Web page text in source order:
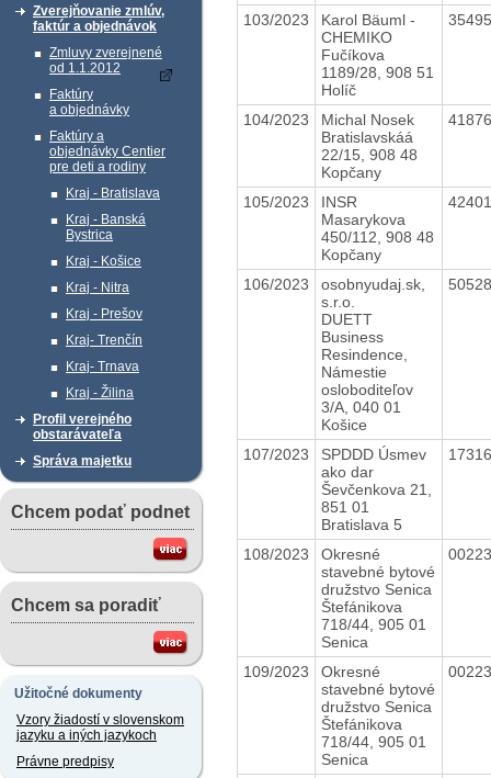
Zverejňovanie zmlúv,
faktúr a objednávok
Zmluvy zverejnené
od 1.1.2012
Faktúry
a objednávky
Faktúry a
objednávky Centier
pre deti a rodiny
Kraj - Bratislava
Kraj - Banská
Bystrica
Kraj - Košice
Kraj - Nitra
Kraj - Prešov
Kraj- Trenčín
Kraj- Trnava
Kraj - Žilina
Profil verejného
obstarávateľa
Správa majetku
Chcem podať podnet
Chcem sa poradiť
Užitočné dokumenty
Vzory žiadostí v slovenskom
jazyku a iných jazykoch
Právne predpisy
103/2023
Karol Bäuml -
CHEMIKO
Fučíkova
1189/28, 908 51
Holíč
104/2023
Michal Nosek
Bratislavskáá
22/15, 908 48
Kopčany
105/2023
INSR
Masarykova
450/112, 908 48
Kopčany
106/2023
osobnyudaj.sk,
s.r.o.
DUETT
Business
Resindence,
Námestie
osloboditeľov
3/A, 040 01
Košice
107/2023
SPDDD Úsmev
ako dar
Ševčenkova 21,
851 01
Bratislava 5
108/2023
Okresné
stavebné bytové
družstvo Senica
Štefánikova
718/44, 905 01
Senica
109/2023
Okresné
stavebné bytové
družstvo Senica
Štefánikova
718/44, 905 01
Senica